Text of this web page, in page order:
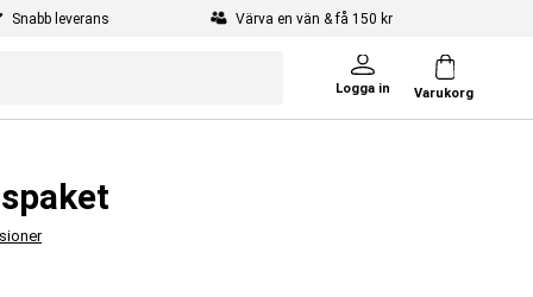
Snabb leverans Värva en vän & få 150 kr
Logga in Varukorg